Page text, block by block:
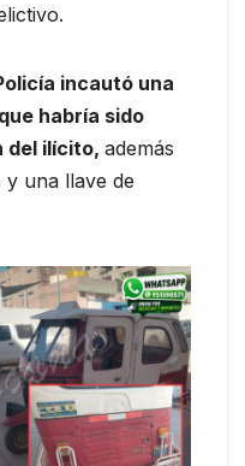
incautó una
habría sido
del ilícito, además
una llave de